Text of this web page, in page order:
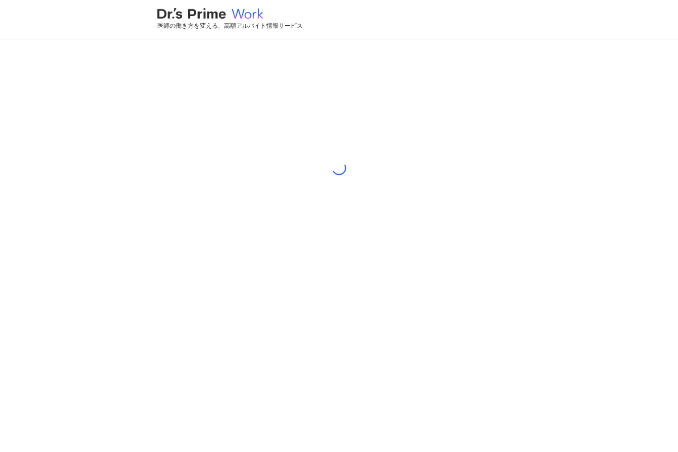
医師の働き方を変える、高額アルバイト情報サービス
Loading...